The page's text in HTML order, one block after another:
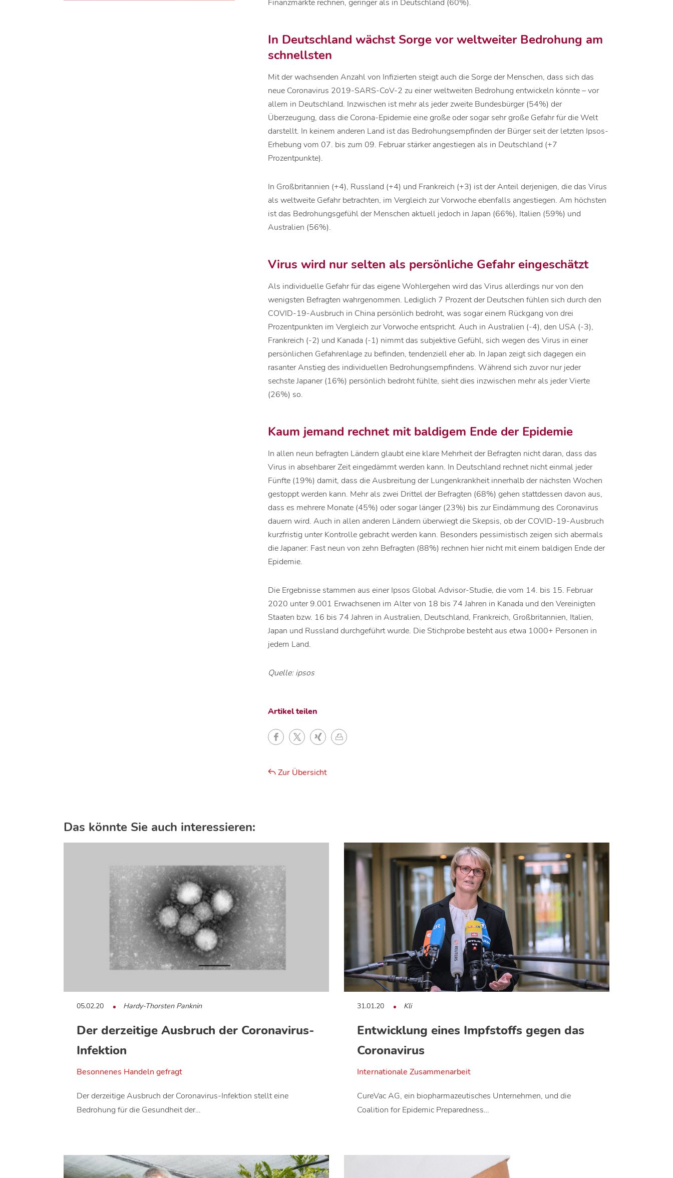
Finanzmärkte rechnen, geringer als in Deutschland (60%).
In Deutschland wächst Sorge vor weltweiter Bedrohung am
schnellsten
Mit der wachsenden Anzahl von Infizierten steigt auch die Sorge der Menschen, dass sich das
neue Coronavirus 2019-SARS-CoV-2 zu einer weltweiten Bedrohung entwickeln könnte – vor
allem in Deutschland. Inzwischen ist mehr als jeder zweite Bundesbürger (54%) der
Überzeugung, dass die Corona-Epidemie eine große oder sogar sehr große Gefahr für die Welt
darstellt. In keinem anderen Land ist das Bedrohungsempfinden der Bürger seit der letzten Ipsos-
Erhebung vom 07. bis zum 09. Februar stärker angestiegen als in Deutschland (+7
Prozentpunkte).
In Großbritannien (+4), Russland (+4) und Frankreich (+3) ist der Anteil derjenigen, die das Virus
als weltweite Gefahr betrachten, im Vergleich zur Vorwoche ebenfalls angestiegen. Am höchsten
ist das Bedrohungsgefühl der Menschen aktuell jedoch in Japan (66%), Italien (59%) und
Australien (56%).
Virus wird nur selten als persönliche Gefahr eingeschätzt
Als individuelle Gefahr für das eigene Wohlergehen wird das Virus allerdings nur von den
wenigsten Befragten wahrgenommen. Lediglich 7 Prozent der Deutschen fühlen sich durch den
COVID-19-Ausbruch in China persönlich bedroht, was sogar einem Rückgang von drei
Prozentpunkten im Vergleich zur Vorwoche entspricht. Auch in Australien (-4), den USA (-3),
Frankreich (-2) und Kanada (-1) nimmt das subjektive Gefühl, sich wegen des Virus in einer
persönlichen Gefahrenlage zu befinden, tendenziell eher ab. In Japan zeigt sich dagegen ein
rasanter Anstieg des individuellen Bedrohungsempfindens. Während sich zuvor nur jeder
sechste Japaner (16%) persönlich bedroht fühlte, sieht dies inzwischen mehr als jeder Vierte
(26%) so.
Kaum jemand rechnet mit baldigem Ende der Epidemie
In allen neun befragten Ländern glaubt eine klare Mehrheit der Befragten nicht daran, dass das
Virus in absehbarer Zeit eingedämmt werden kann. In Deutschland rechnet nicht einmal jeder
Fünfte (19%) damit, dass die Ausbreitung der Lungenkrankheit innerhalb der nächsten Wochen
gestoppt werden kann. Mehr als zwei Drittel der Befragten (68%) gehen stattdessen davon aus,
dass es mehrere Monate (45%) oder sogar länger (23%) bis zur Eindämmung des Coronavirus
dauern wird. Auch in allen anderen Ländern überwiegt die Skepsis, ob der COVID-19-Ausbruch
kurzfristig unter Kontrolle gebracht werden kann. Besonders pessimistisch zeigen sich abermals
die Japaner: Fast neun von zehn Befragten (88%) rechnen hier nicht mit einem baldigen Ende der
Epidemie.
Die Ergebnisse stammen aus einer Ipsos Global Advisor-Studie, die vom 14. bis 15. Februar
2020 unter 9.001 Erwachsenen im Alter von 18 bis 74 Jahren in Kanada und den Vereinigten
Staaten bzw. 16 bis 74 Jahren in Australien, Deutschland, Frankreich, Großbritannien, Italien,
Japan und Russland durchgeführt wurde. Die Stichprobe besteht aus etwa 1000+ Personen in
jedem Land.
Quelle: ipsos
Artikel teilen
Zur Übersicht
Das könnte Sie auch interessieren:
05.02.20 Hardy-Thorsten Panknin
Der derzeitige Ausbruch der Coronavirus-
Infektion
Besonnenes Handeln gefragt
Der derzeitige Ausbruch der Coronavirus-Infektion stellt eine
Bedrohung für die Gesundheit der…
31.01.20 Kli
Entwicklung eines Impfstoffs gegen das
Coronavirus
Internationale Zusammenarbeit
CureVac AG, ein biopharmazeutisches Unternehmen, und die
Coalition for Epidemic Preparedness…